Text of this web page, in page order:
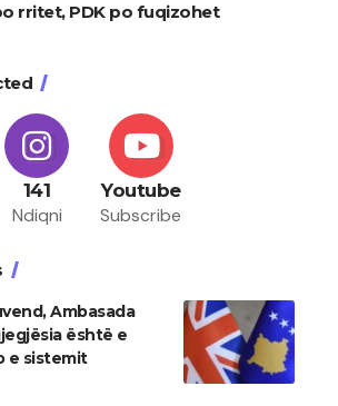
rritet, PDK po fuqizohet
141
Ndiqni
Youtube
Subscribe
Ambasada
është e
e sistemit